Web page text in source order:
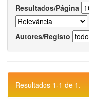
Resultados/Página
Autores/Registo
Resultados 1-1 de 1.